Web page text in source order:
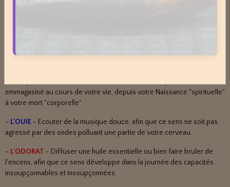
emmagasiné au cours de votre vie, depuis votre Naissance "spirituelle"
à votre mort "corporelle".
- L'OUIE - Ecouter de la musique douce, afin que ce sens ne soit pas
agressé par des ondes polluant une partie de votre cerveau.
- L'ODORAT - Diffuser une huile essentielle ou bien faire bruler de
l'encens, afin que ce sens développe dans la journée des capacités
insoupçonnables et insoupçonnées.